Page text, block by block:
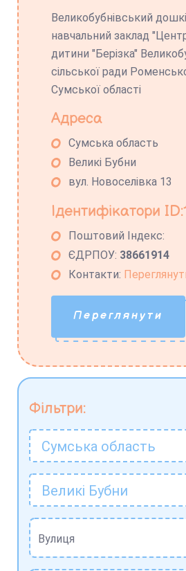
Фільтри:
Сумська область
Великі Бубни
Вулиця
Великобубнівський
навчальний заклад
дитини "Берізка"
сільської ради
Сумської області
Адреса
Сумська область
Великі Бубни
вул. Новоселівка 13
Ідентифікатори
Поштовий Індекс:
ЄДРПОУ: 38661914
Контакти:
Переглянути